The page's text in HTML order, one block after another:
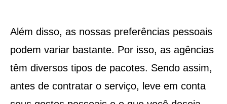
Além disso, as nossas preferências pessoais
podem variar bastante. Por isso, as agências
têm diversos tipos de pacotes. Sendo assim,
antes de contratar o serviço, leve em conta